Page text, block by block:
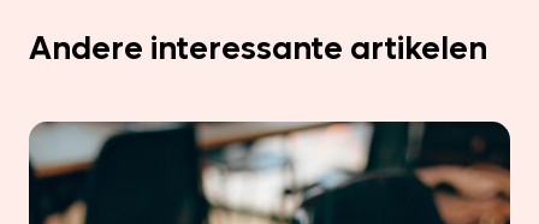
Andere interessante artikelen